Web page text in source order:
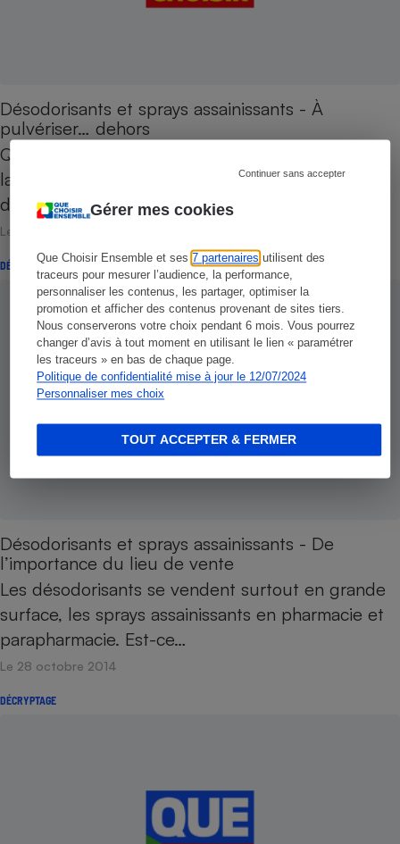
Gérer mes cookies
Que Choisir Ensemble et ses7 partenaires utilisent des
traceurs pour mesurer l’audience, la performance,
personnaliser les contenus, les partager, optimiser la
promotion et afficher des contenus provenant de sites tiers.
Nous conserverons votre choix pendant 6 mois. Vous pourrez
changer d’avis à tout moment en utilisant le lien « paramétrer
les traceurs » en bas de chaque page.
Politique de confidentialité mise à jour le 12/07/2024
Personnaliser mes choix
Continuer sans accepter
TOUT ACCEPTER & FERMER
Désodorisants et sprays assainissants - À
pulvériser… dehors
Que Choisir vient de réaliser des tests en
laboratoire sur des désodorisants d’intérieur et
des sprays assainissants.…
Le 28 octobre 2014
DÉCRYPTAGE
Désodorisants et sprays assainissants - De
l’importance du lieu de vente
Les désodorisants se vendent surtout en grande
surface, les sprays assainissants en pharmacie et
parapharmacie. Est-ce…
Le 28 octobre 2014
DÉCRYPTAGE